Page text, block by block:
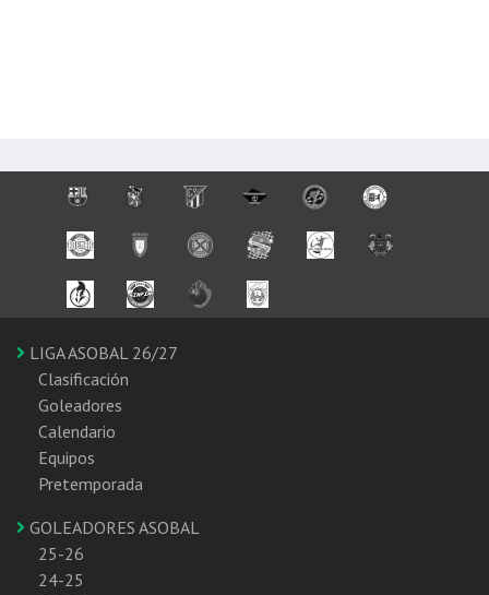
LIGA ASOBAL 26/27
Clasificación
Goleadores
Calendario
Equipos
Pretemporada
GOLEADORES ASOBAL
25-26
24-25